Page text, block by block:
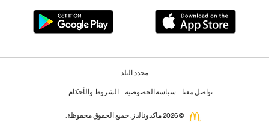
محدد البلد
تواصل معنا سياسة الخصوصية الشروط والأحكام
© 2026 ماكدونالدز. جميع الحقوق محفوظة.